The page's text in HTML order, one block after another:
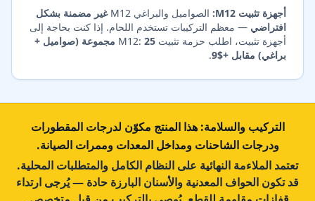
أجهزة تثبيت M12:
الصواميل والبراغي M12
غير مضمنة بشكل
افتراضي — معظم التركيبات تستخدم اللحام. إذا كنت بحاجة إلى
أجهزة تثبيت، اطلب حزمة تثبيت M12:
25 مجموعة (صواميل +
براغي) مقابل +$9 .
التركيب والسلامة: هذا المنتج مكوّن لدرجات المقطورات
ودرجات الشاحنات ومداخل المعدات وممرات الصيانة.
تعتمد الملاءمة النهائية على النظام الكامل والمتطلبات المحلية.
قد تكون الحواف المعدنية والأسنان البارزة حادة — يُرجى ارتداء